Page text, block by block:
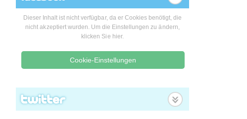
Dieser Inhalt ist nicht verfügbar, da er Cookies benötigt, die
nicht akzeptiert wurden. Um die Einstellungen zu ändern,
klicken Sie hier.
Cookie-Einstellungen